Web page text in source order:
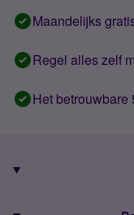
Maandelijks
Regel alles zelf
Het betrouwbare